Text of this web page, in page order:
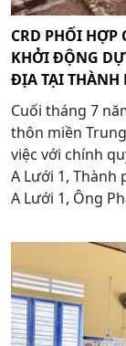
CRD PHỐI HỢP
KHỞI ĐỘNG
ĐỊA TẠI THÀNH
Cuối tháng 7
thôn miền
việc với chính
A Lưới 1, Thành
A Lưới 1, Ông